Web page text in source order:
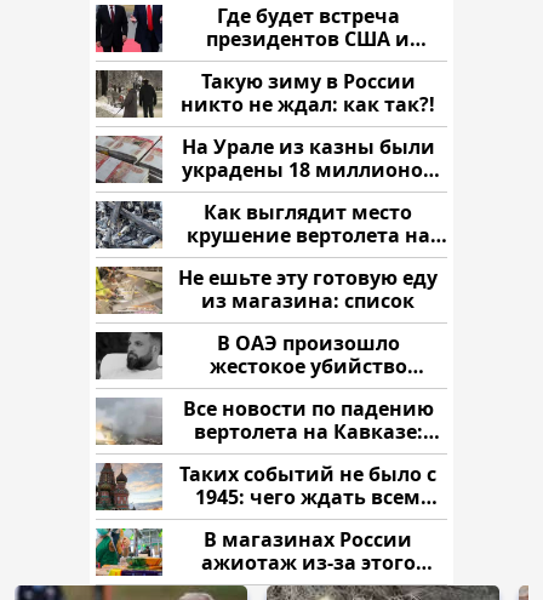
Где будет встреча
президентов США и
России: Европа?
Такую зиму в России
никто не ждал: как так?!
На Урале из казны были
украдены 18 миллионов
рублей
Как выглядит место
крушение вертолета на
Кавказе: смотреть
Не ешьте эту готовую еду
из магазина: список
В ОАЭ произошло
жестокое убийство
криптомиллионера
Все новости по падению
вертолета на Кавказе:
читать здесь
Таких событий не было с
1945: чего ждать всем
нам?
В магазинах России
ажиотаж из-за этого
продукта: что купить?